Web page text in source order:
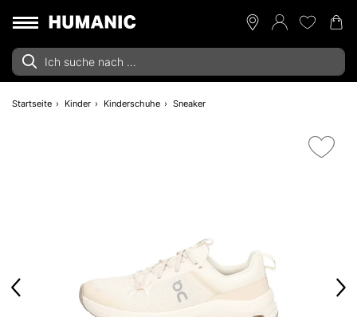
Startseite Kinder Kinderschuhe Sneaker